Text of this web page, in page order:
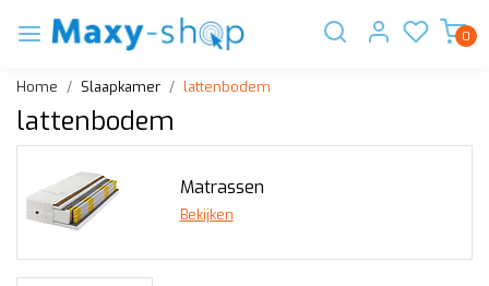
0
Home Slaapkamer lattenbodem
lattenbodem
Matrassen
Bekijken